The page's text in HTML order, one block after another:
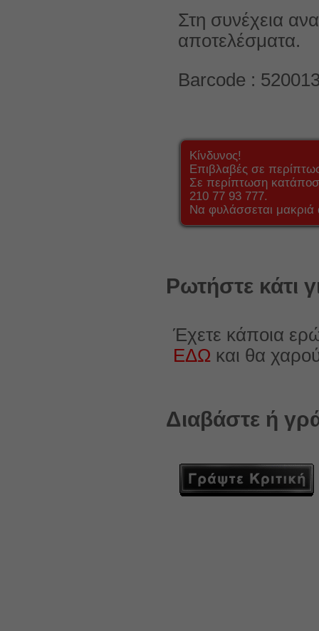
Στη συνέχεια
αποτελέσματα.
Barcode :
Κίνδυνος!
Επιβλαβές σε
Σε περίπτωση
210 77 93 777.
Να φυλάσσεται μακριά
Ρωτήστε κάτι
Έχετε κάποια
ΕΔΩ και θα
Διαβάστε ή